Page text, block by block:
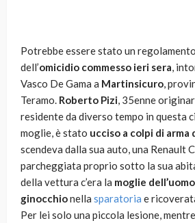
Potrebbe essere stato un
dell’omicidio commesso ieri sera,
Vasco De Gama a Martinsicuro,
Teramo. Roberto Pizi, 35enne
residente da diverso tempo in questa
moglie, è stato ucciso a colpi di arma
scendeva dalla sua auto, una Renault
parcheggiata proprio sotto la sua
della vettura c’era la moglie dell’uomo
ginocchionella sparatoria e
Per lei solo una piccola lesione,